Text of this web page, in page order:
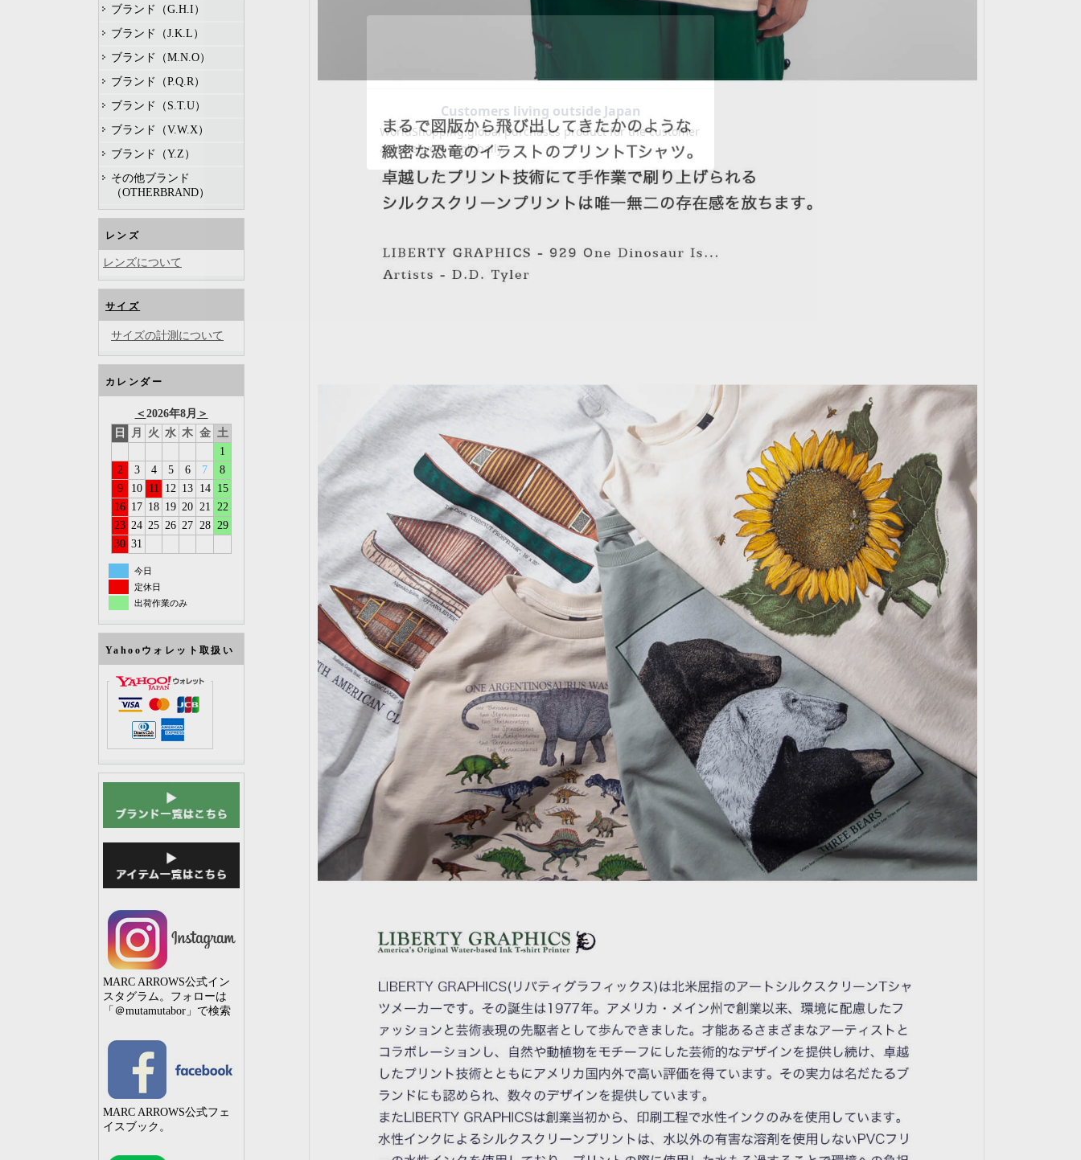
ブランド（G.H.I）
ブランド（J.K.L）
ブランド（M.N.O）
ブランド（P.Q.R）
ブランド（S.T.U）
ブランド（V.W.X）
ブランド（Y.Z）
その他ブランド
（OTHERBRAND）
レンズ
レンズについて
サイズ
サイズの計測について
カレンダー
＜ 2026年8月 ＞
日
月 火 水 木 金 土
1
2
3 4 5 6 7
8
9
10 11 12 13 14
15
16 17 18 19 20 21 22
23 24 25 26 27 28 29
30 31
今日
定休日
出荷作業のみ
Yahooウォレット取扱い
MARC ARROWS公式イン
スタグラム。フォローは
「＠mutamutabor」で検索
MARC ARROWS公式フェ
イスブック。